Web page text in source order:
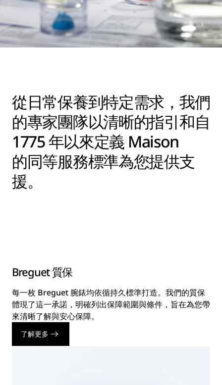
從日常保養到特定需求，我們
的專家團隊以清晰的指引和自
1775 年以來定義 Maison
的同等服務標準為您提供支
援。
Breguet 質保
每一枚 Breguet 腕錶均依循持久標準打造。我們的質保
體現了這一承諾，明確列出保障範圍與條件，旨在為您帶
來清晰了解與安心保障。
了解更多